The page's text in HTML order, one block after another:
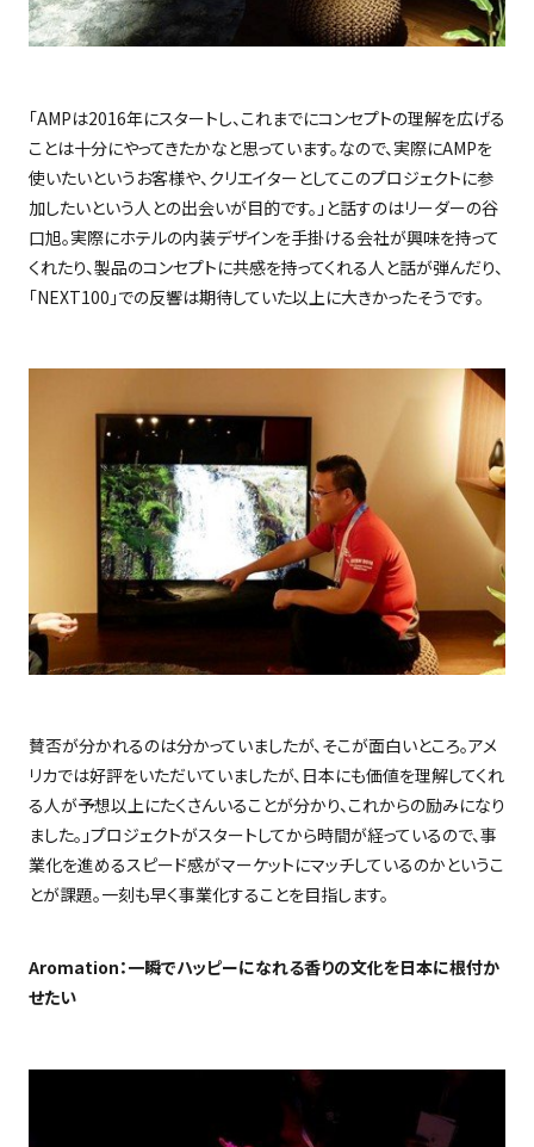
「AMPは2016年にスタートし、これまでにコンセプトの理解を広げる
ことは十分にやってきたかなと思っています。なので、実際にAMPを
使いたいというお客様や、クリエイターとしてこのプロジェクトに参
加したいという人との出会いが目的です。」と話すのはリーダーの谷
口旭。実際にホテルの内装デザインを手掛ける会社が興味を持って
くれたり、製品のコンセプトに共感を持ってくれる人と話が弾んだり、
「NEXT100 」での反響は期待していた以上に大きかったそうです。
賛否が分かれるのは分かっていましたが、そこが面白いところ。アメ
リカでは好評をいただいていましたが、日本にも価値を理解してくれ
る人が予想以上にたくさんいることが分かり、これからの励みになり
ました。」プロジェクトがスタートしてから時間が経っているので、事
業化を進めるスピード感がマーケットにマッチしているのかというこ
とが課題。一刻も早く事業化することを目指します。
Aromation：一瞬でハッピーになれる香りの文化を日本に根付か
せたい